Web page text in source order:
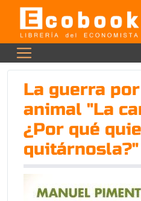
La guerra
animal "La
¿Por qué
quitárnosla?"